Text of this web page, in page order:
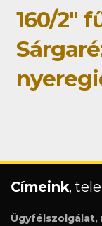
160/2"
Címeink,
Ügyfélszolgálat,